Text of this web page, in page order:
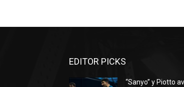
EDITOR PICKS
“Sanyo” y Piotto